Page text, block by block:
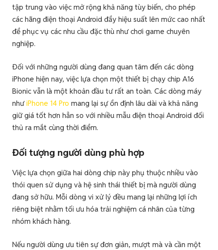
tập trung vào việc mở rộng khả năng tùy biến, cho phép
các hãng điện thoại Android đẩy hiệu suất lên mức cao nhất
để phục vụ các nhu cầu đặc thù như chơi game chuyên
nghiệp.
Đối với những người dùng đang quan tâm đến các dòng
iPhone hiện nay, việc lựa chọn một thiết bị chạy chip A16
Bionic vẫn là một khoản đầu tư rất an toàn. Các dòng máy
nhưiPhone 14 Pro mang lại sự ổn định lâu dài và khả năng
giữ giá tốt hơn hẳn so với nhiều mẫu điện thoại Android đối
thủ ra mắt cùng thời điểm.
Đối tượng người dùng phù hợp
Việc lựa chọn giữa hai dòng chip này phụ thuộc nhiều vào
thói quen sử dụng và hệ sinh thái thiết bị mà người dùng
đang sở hữu. Mỗi dòng vi xử lý đều mang lại những lợi ích
riêng biệt nhằm tối ưu hóa trải nghiệm cá nhân của từng
nhóm khách hàng.
Nếu người dùng ưu tiên sự đơn giản, mượt mà và cần một